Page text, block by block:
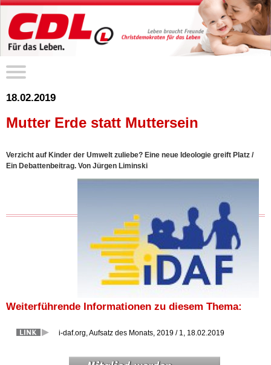
18.02.2019
Mutter Erde statt Muttersein
Verzicht auf Kinder der Umwelt zuliebe? Eine neue Ideologie greift Platz /
Ein Debattenbeitrag. Von Jürgen Liminski
Weiterführende Informationen zu diesem Thema:
i-daf.org, Aufsatz des Monats, 2019 / 1, 18.02.2019